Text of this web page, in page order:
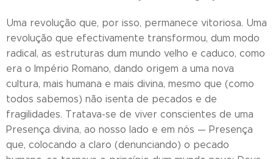
Uma revolução que, por isso, permanece vitoriosa. Uma
revolução que efectivamente transformou, dum modo
radical, as estruturas dum mundo velho e caduco, como
era o Império Romano, dando origem a uma nova
cultura, mais humana e mais divina, mesmo que (como
todos sabemos) não isenta de pecados e de
fragilidades. Tratava-se de viver conscientes de uma
Presença divina, ao nosso lado e em nós — Presença
que, colocando a claro (denunciando) o pecado